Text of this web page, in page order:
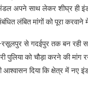
अपने साथ लेकर शीघ्र ही
लंबित मांगों को पूरा करवाने
से गदईपुर तक बन
पुलिया को चौड़ा करने की मांग
आश्वासन दिया कि क्षेत्र में